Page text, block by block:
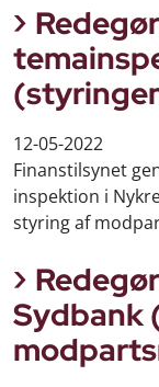
12-05-2022
Finanstilsynet
inspektion i
styring af
Sydbank